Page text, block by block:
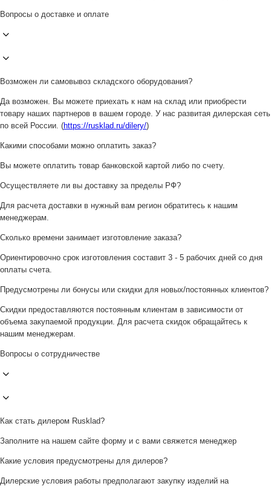
Вопросы о доставке и оплате
Возможен ли самовывоз складского оборудования?
Да возможен. Вы можете приехать к нам на склад или приобрести
товару наших партнеров в вашем городе. У нас развитая дилерская сеть
по всей России. (https://rusklad.ru/dilery/)
Какими способами можно оплатить заказ?
Вы можете оплатить товар банковской картой либо по счету.
Осуществляете ли вы доставку за пределы РФ?
Для расчета доставки в нужный вам регион обратитесь к нашим
менеджерам.
Сколько времени занимает изготовление заказа?
Ориентировочно срок изготовления составит 3 - 5 рабочих дней со дня
оплаты счета.
Предусмотрены ли бонусы или скидки для новых/постоянных клиентов?
Скидки предоставляются постоянным клиентам в зависимости от
объема закупаемой продукции. Для расчета скидок обращайтесь к
нашим менеджерам.
Вопросы о сотрудничестве
Как стать дилером Rusklad?
Заполните на нашем сайте форму и с вами свяжется менеджер
Какие условия предусмотрены для дилеров?
Дилерские условия работы предполагают закупку изделий на